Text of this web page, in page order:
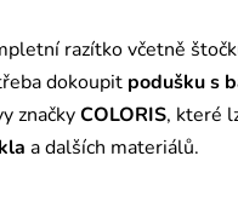
razítko včetně
dokoupit podušku s
značkyCOLORIS, které
a dalších materiálů.